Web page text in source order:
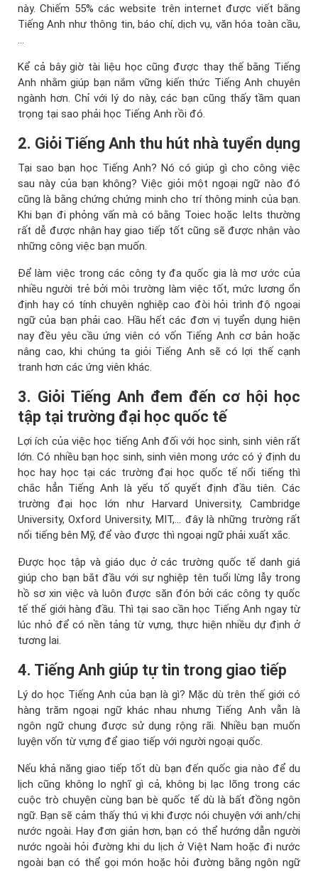
này. Chiếm 55% các website trên internet được viết bằng
Tiếng Anh như thông tin, báo chí, dịch vụ, văn hóa toàn cầu,
…
Kể cả bây giờ tài liệu học cũng được thay thế bằng Tiếng
Anh nhằm giúp bạn nắm vững kiến thức Tiếng Anh chuyên
ngành hơn. Chỉ với lý do này, các bạn cũng thấy tầm quan
trọng tại sao phải học Tiếng Anh rồi đó.
2. Giỏi Tiếng Anh thu hút nhà tuyển dụng
Tại sao bạn học Tiếng Anh? Nó có giúp gì cho công việc
sau này của bạn không? Việc giỏi một ngoại ngữ nào đó
cũng là bằng chứng chứng minh cho trí thông minh của bạn.
Khi bạn đi phỏng vấn mà có bằng Toiec hoặc Ielts thường
rất dễ được nhận hay giao tiếp tốt cũng sẽ được nhận vào
những công việc bạn muốn.
Để làm việc trong các công ty đa quốc gia là mơ ước của
nhiều người trẻ bởi môi trường làm việc tốt, mức lương ổn
định hay có tính chuyên nghiệp cao đòi hỏi trình độ ngoại
ngữ của bạn phải cao. Hầu hết các đơn vị tuyển dụng hiện
nay đều yêu cầu ứng viên có vốn Tiếng Anh cơ bản hoặc
nâng cao, khi chúng ta giỏi Tiếng Anh sẽ có lợi thế cạnh
tranh hơn các ứng viên khác.
3. Giỏi Tiếng Anh đem đến cơ hội học
tập tại trường đại học quốc tế
Lợi ích của việc học tiếng Anh đối với học sinh, sinh viên rất
lớn. Có nhiều bạn học sinh, sinh viên mong ước có ý định du
học hay học tại các trường đại học quốc tế nổi tiếng thì
chắc hẳn Tiếng Anh là yếu tố quyết định đầu tiên. Các
trường đại học lớn như Harvard University, Cambridge
University, Oxford University, MIT,… đây là những trường rất
nổi tiếng bên Mỹ, để vào được thì ngoại ngữ phải xuất xắc.
Được học tập và giáo dục ở các trường quốc tế danh giá
giúp cho bạn bắt đầu với sự nghiệp tên tuổi lừng lẫy trong
hồ sơ xin việc và luôn được săn đón bởi các công ty quốc
tế thế giới hàng đầu. Thì tại sao cần học Tiếng Anh ngay từ
lúc nhỏ để có nền tảng từ vựng, thực hiện nhiều dự định ở
tương lai.
4. Tiếng Anh giúp tự tin trong giao tiếp
Lý do học Tiếng Anh của bạn là gì? Mặc dù trên thế giới có
hàng trăm ngoại ngữ khác nhau nhưng Tiếng Anh vẫn là
ngôn ngữ chung được sử dụng rộng rãi. Nhiều bạn muốn
luyện vốn từ vựng để giao tiếp với người ngoại quốc.
Nếu khả năng giao tiếp tốt dù bạn đến quốc gia nào để du
lịch cũng không lo nghĩ gì cả, không bị lạc lõng trong các
cuộc trò chuyện cùng bạn bè quốc tế dù là bất đồng ngôn
ngữ. Bạn sẽ cảm thấy thú vị khi được nói chuyện với anh/chị
nước ngoài. Hay đơn giản hơn, bạn có thể hướng dẫn người
nước ngoài hỏi đường khi du lịch ở Việt Nam hoặc đi nước
ngoài bạn có thể gọi món hoặc hỏi đường bằng ngôn ngữ